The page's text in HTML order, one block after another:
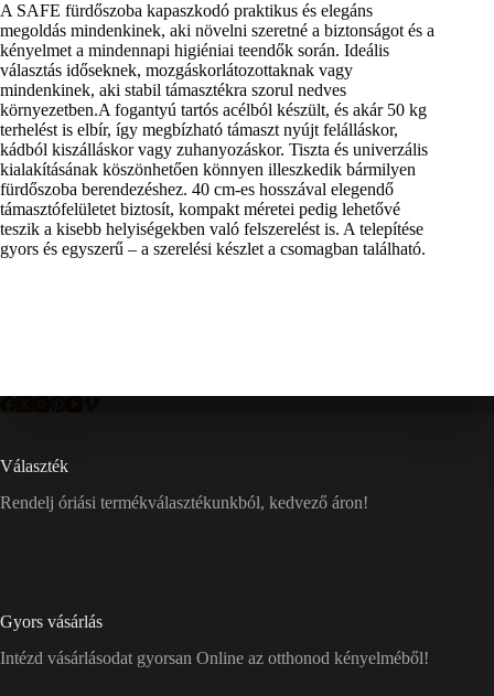
A SAFE fürdőszoba kapaszkodó praktikus és elegáns
megoldás mindenkinek, aki növelni szeretné a biztonságot és a
kényelmet a mindennapi higiéniai teendők során. Ideális
választás időseknek, mozgáskorlátozottaknak vagy
mindenkinek, aki stabil támasztékra szorul nedves
környezetben.A fogantyú tartós acélból készült, és akár 50 kg
terhelést is elbír, így megbízható támaszt nyújt felálláskor,
kádból kiszálláskor vagy zuhanyozáskor. Tiszta és univerzális
kialakításának köszönhetően könnyen illeszkedik bármilyen
fürdőszoba berendezéshez. 40 cm-es hosszával elegendő
támasztófelületet biztosít, kompakt méretei pedig lehetővé
teszik a kisebb helyiségekben való felszerelést is. A telepítése
gyors és egyszerű – a szerelési készlet a csomagban található.
Választék
Rendelj óriási termékválasztékunkból, kedvező áron!
Gyors vásárlás
Intézd vásárlásodat gyorsan Online az otthonod kényelméből!